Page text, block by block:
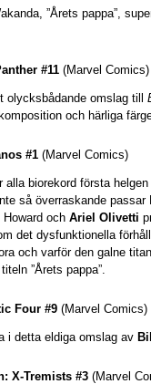
”Årets pappa”,
#11(Marvel Comics)
olycksbådande omslag till
och härliga
#1(Marvel Comics)
biorekord första
så överraskande passar
och Ariel Olivetti
det dysfunktionella
och varför den galne
titeln ”Årets pappa”.
Four #9 (Marvel Comics)
i detta eldiga omslag av
X-Tremists #3 (Marvel